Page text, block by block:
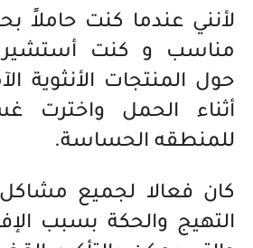
لأنني عندما كنت
مناسب و كنت أستشير
حول المنتجات الأنثوية
أثناء الحمل واخترت
للمنطقه الحساسة.
كان فعالا لجميع
التهيج والحكة بسبب